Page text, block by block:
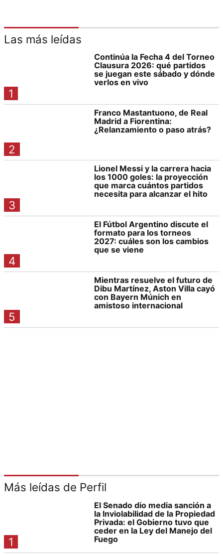
Las más leídas
1
Continúa la Fecha 4 del Torneo
Clausura 2026: qué partidos
se juegan este sábado y dónde
verlos en vivo
2
Franco Mastantuono, de Real
Madrid a Fiorentina:
¿Relanzamiento o paso atrás?
3
Lionel Messi y la carrera hacia
los 1000 goles: la proyección
que marca cuántos partidos
necesita para alcanzar el hito
4
El Fútbol Argentino discute el
formato para los torneos
2027: cuáles son los cambios
que se viene
5
Mientras resuelve el futuro de
Dibu Martínez, Aston Villa cayó
con Bayern Múnich en
amistoso internacional
Más leídas de Perfil
1
El Senado dio media sanción a
la Inviolabilidad de la Propiedad
Privada: el Gobierno tuvo que
ceder en la Ley del Manejo del
Fuego